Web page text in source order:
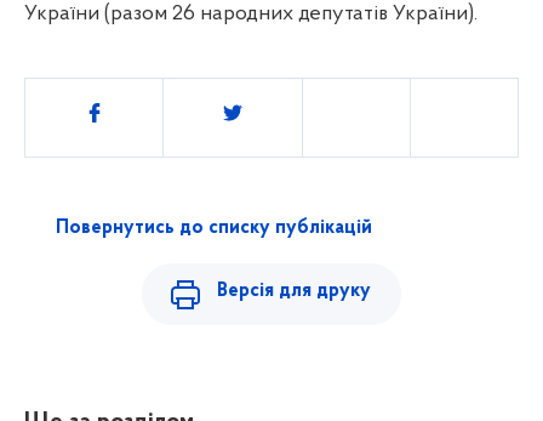
України (разом 26 народних депутатів України).
Поділитись
Повернутись до списку публікацій
Версія для друку